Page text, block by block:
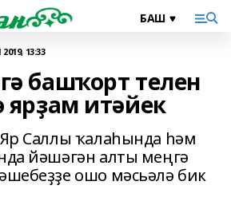
13:33
башҡорт телен
ярҙам итәйек
Саллы ҡалаһында һәм
йәшәгән алты меңгә
ошо мәсьәлә бик